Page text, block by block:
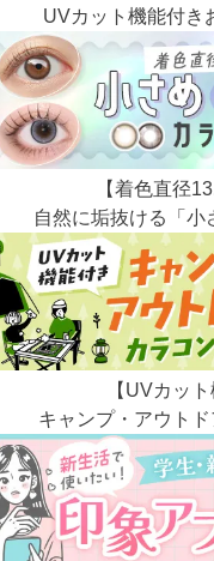
UVカット機能付き
【着色直径
自然に垢抜ける「小
【UVカッ
キャンプ・アウト